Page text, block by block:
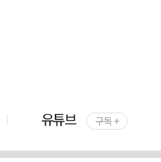
유튜브 구독 +